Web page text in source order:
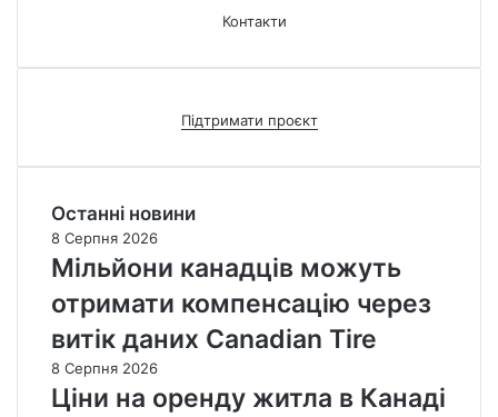
Контакти
Підтримати проєкт
Останні новини
8 Серпня 2026
Мільйони канадців можуть
отримати компенсацію через
витік даних Canadian Tire
8 Серпня 2026
Ціни на оренду житла в Канаді